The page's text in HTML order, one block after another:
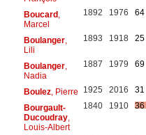
Boucard,
Marcel
1892 1976 64
Boulanger,
Lili
1893 1918 25
Boulanger,
Nadia
1887 1979 69
Boulez, Pierre 1925 2016
31
Bourgault-
Ducoudray,
Louis-Albert
1840 1910 36